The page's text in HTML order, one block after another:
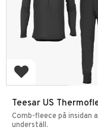
Add to favorites
Teesar US
Underställ GEN 3
Comb-fleece på insidan
underställ.